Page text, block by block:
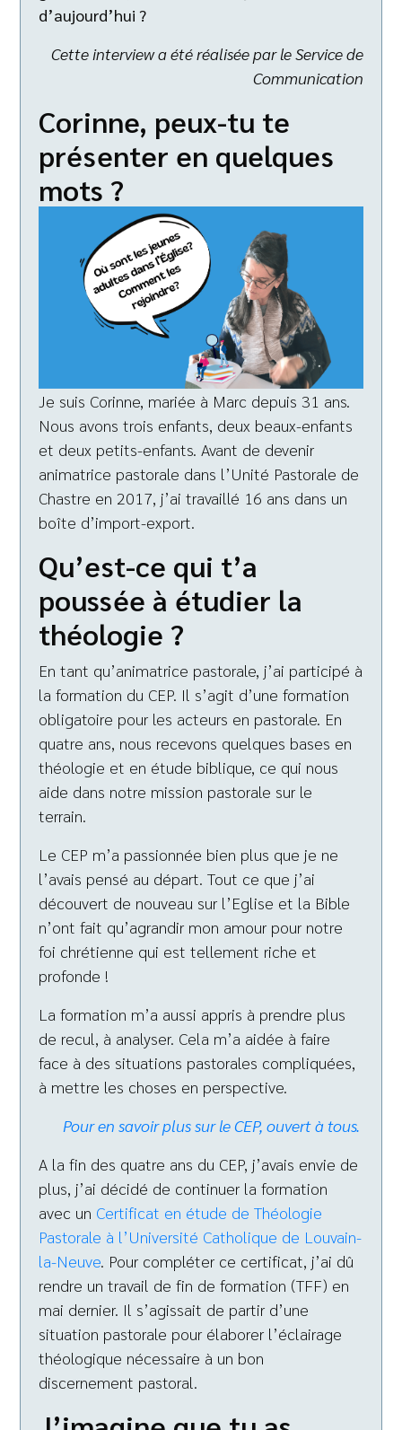
d’aujourd’hui ?
Cette interview a été réalisée par le Service de
Communication
Corinne, peux-tu te
présenter en quelques
mots ?
Je suis Corinne, mariée à Marc depuis 31 ans.
Nous avons trois enfants, deux beaux-enfants
et deux petits-enfants. Avant de devenir
animatrice pastorale dans l’Unité Pastorale de
Chastre en 2017, j’ai travaillé 16 ans dans un
boîte d’import-export.
Qu’est-ce qui t’a
poussée à étudier la
théologie ?
En tant qu’animatrice pastorale, j’ai participé à
la formation du CEP. Il s’agit d’une formation
obligatoire pour les acteurs en pastorale. En
quatre ans, nous recevons quelques bases en
théologie et en étude biblique, ce qui nous
aide dans notre mission pastorale sur le
terrain.
Le CEP m’a passionnée bien plus que je ne
l’avais pensé au départ. Tout ce que j’ai
découvert de nouveau sur l’Eglise et la Bible
n’ont fait qu’agrandir mon amour pour notre
foi chrétienne qui est tellement riche et
profonde !
La formation m’a aussi appris à prendre plus
de recul, à analyser. Cela m’a aidée à faire
face à des situations pastorales compliquées,
à mettre les choses en perspective.
Pour en savoir plus sur le CEP, ouvert à tous.
A la fin des quatre ans du CEP, j’avais envie de
plus, j’ai décidé de continuer la formation
avec un Certificat en étude de Théologie
Pastorale à l’Université Catholique de Louvain-
la-Neuve. Pour compléter ce certificat, j’ai dû
rendre un travail de fin de formation (TFF) en
mai dernier. Il s’agissait de partir d’une
situation pastorale pour élaborer l’éclairage
théologique nécessaire à un bon
discernement pastoral.